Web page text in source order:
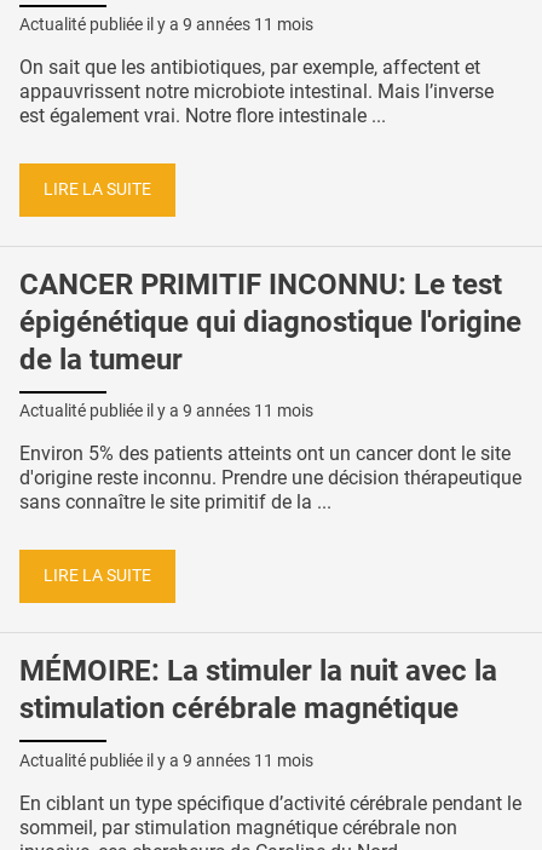
Actualité publiée il y a 9 années 11 mois
On sait que les antibiotiques, par exemple, affectent et
appauvrissent notre microbiote intestinal. Mais l’inverse
est également vrai. Notre flore intestinale ...
LIRE LA SUITE
CANCER PRIMITIF INCONNU: Le test
épigénétique qui diagnostique l'origine
de la tumeur
Actualité publiée il y a 9 années 11 mois
Environ 5% des patients atteints ont un cancer dont le site
d'origine reste inconnu. Prendre une décision thérapeutique
sans connaître le site primitif de la ...
LIRE LA SUITE
MÉMOIRE: La stimuler la nuit avec la
stimulation cérébrale magnétique
Actualité publiée il y a 9 années 11 mois
En ciblant un type spécifique d’activité cérébrale pendant le
sommeil, par stimulation magnétique cérébrale non